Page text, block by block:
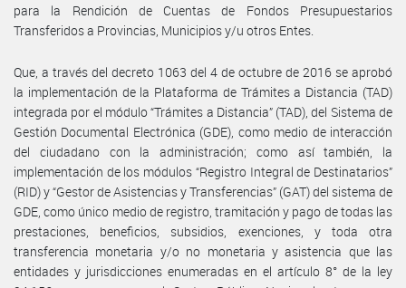
para la Rendición de Cuentas de Fondos Presupuestarios
Transferidos a Provincias, Municipios y/u otros Entes.
Que, a través del decreto 1063 del 4 de octubre de 2016 se aprobó
la implementación de la Plataforma de Trámites a Distancia (TAD)
integrada por el módulo “Trámites a Distancia” (TAD), del Sistema de
Gestión Documental Electrónica (GDE), como medio de interacción
del ciudadano con la administración; como así también, la
implementación de los módulos “Registro Integral de Destinatarios”
(RID) y “Gestor de Asistencias y Transferencias” (GAT) del sistema de
GDE, como único medio de registro, tramitación y pago de todas las
prestaciones, beneficios, subsidios, exenciones, y toda otra
transferencia monetaria y/o no monetaria y asistencia que las
entidades y jurisdicciones enumeradas en el artículo 8° de la ley